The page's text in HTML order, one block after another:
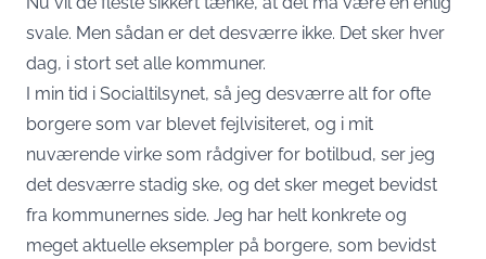
svale. Men sådan er det desværre ikke. Det sker hver
dag, i stort set alle kommuner.
I min tid i Socialtilsynet, så jeg desværre alt for ofte
borgere som var blevet fejlvisiteret, og i mit
nuværende virke som rådgiver for botilbud, ser jeg
det desværre stadig ske, og det sker meget bevidst
fra kommunernes side. Jeg har helt konkrete og
meget aktuelle eksempler på borgere, som bevidst